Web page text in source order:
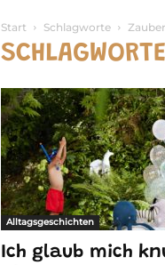
Start Schlagworte
Alltagsgeschichten
Ich glaub mich